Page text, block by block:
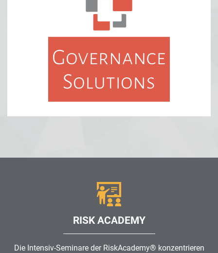
RISK ACADEMY
Die Intensiv-Seminare der RiskAcademy® konzentrieren